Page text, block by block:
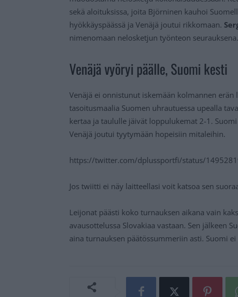
sekä aloituksissa, joita Björninen kauhoi
hyökkäyspäässä ja Venäjä joutui rikkomaan.
nimenomaan nelosketjun työnteon seurauksena.
Venäjä vyöryi päälle, Suomi kesti
Venäjä ei onnistunut iskemään kolmannen
tasoitusmaalia Suomen uhrautuessa upealla
kertaa ja taululle jäivät loppulukemat 2-1.
Venäjä joutui tyytymään hopeisiin mitaleihin.
https://twitter.com/dplussportfi/status/
Jos twiitti ei näy laitteellasi voit katsoa sen
Leijonat päästi koko turnauksen aikana vain
avausottelussa Slovakiaa vastaan. Sen jälkeen
aina turnauksen päätössummeriin asti. Suomi